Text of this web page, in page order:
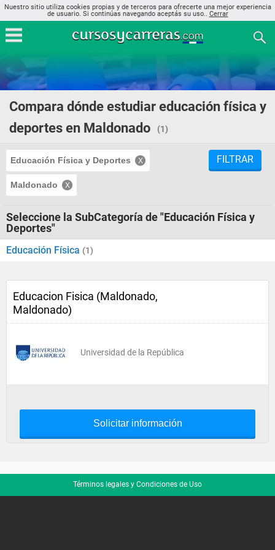
Nuestro sitio utiliza cookies propias y de terceros para ofrecerte una mejor experiencia
de usuario. Si continúas navegando aceptás su uso.. Cerrar
Compara dónde estudiar educación física y
deportes en Maldonado
(1)
Educación Física y Deportes
Maldonado
FILTRAR
Seleccione la SubCategoría de "Educación Física y
Deportes"
Educación Física (1)
Educacion Fisica (Maldonado,
Maldonado)
Universidad de la República
Solicitar información
Términos legales y Condiciones de Uso